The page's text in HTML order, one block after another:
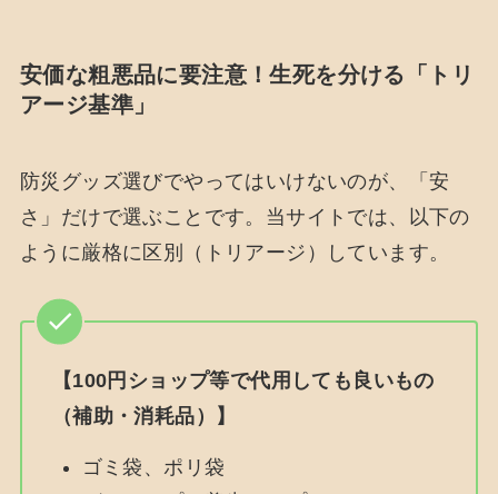
安価な粗悪品に要注意！生死を分ける「トリ
アージ基準」
防災グッズ選びでやってはいけないのが、「安
さ」だけで選ぶことです。当サイトでは、以下の
ように厳格に区別（トリアージ）しています。
【100円ショップ等で代用しても良いもの
（補助・消耗品）】
ゴミ袋、ポリ袋